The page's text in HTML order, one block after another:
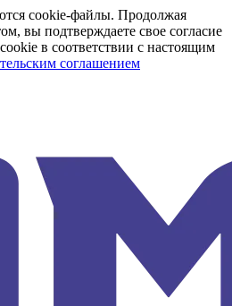
cookie-файлы. Продолжая
вы подтверждаете свое согласие
в соответствии с настоящим
соглашением